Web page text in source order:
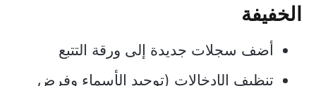
الخفيفة
أضف سجلات جديدة إلى ورقة التتبع
تنظيف الإدخالات (توحيد الأسماء وفرض